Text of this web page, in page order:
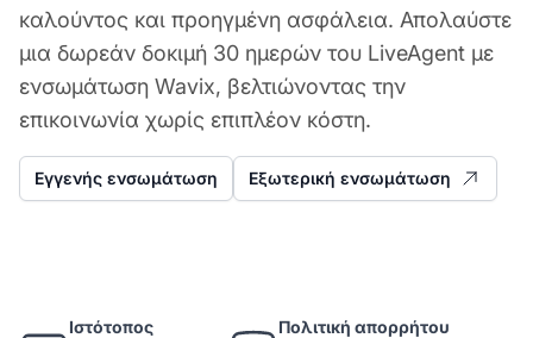
καλούντος και προηγμένη ασφάλεια. Απολαύστε
μια δωρεάν δοκιμή 30 ημερών του LiveAgent με
ενσωμάτωση Wavix, βελτιώνοντας την
επικοινωνία χωρίς επιπλέον κόστη.
Εγγενής ενσωμάτωση Εξωτερική ενσωμάτωση
Ιστότοπος
Πολιτική απορρήτου